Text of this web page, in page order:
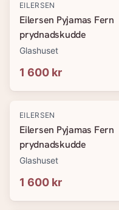
EILERSEN
Eilersen Pyjamas Fern
prydnadskudde
Glashuset
1 600 kr
EILERSEN
Eilersen Pyjamas Fern
prydnadskudde
Glashuset
1 600 kr